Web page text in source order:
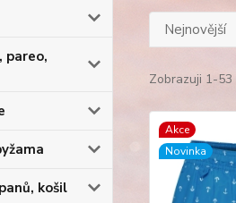
pareo,
košil
Nejnovější
Zobrazuji 1-53
Akce
Novinka